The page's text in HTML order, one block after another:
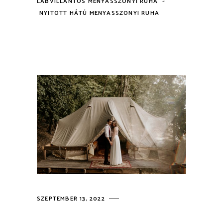
NYITOTT HÁTÚ MENYASSZONYI RUHA
SZEPTEMBER 13, 2022